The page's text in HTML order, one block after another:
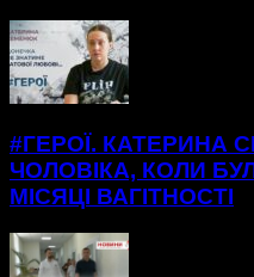
#ГЕРОЇ. КАТЕРИНА
ЧОЛОВІКА, КОЛИ
МІСЯЦІ ВАГІТНОСТІ